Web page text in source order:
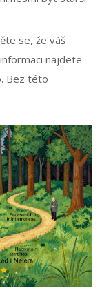
se, že váš
najdete
Bez této